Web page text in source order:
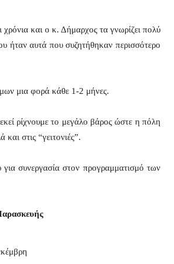
χρόνια και ο κ. Δήμαρχος τα γνωρίζει πολύ
ήταν αυτά που συζητήθηκαν περισσότερο
μια φορά κάθε 1-2 μήνες.
ρίχνουμε το μεγάλο βάρος ώστε η πόλη
στις “γειτονιές”.
συνεργασία στον προγραμματισμό των